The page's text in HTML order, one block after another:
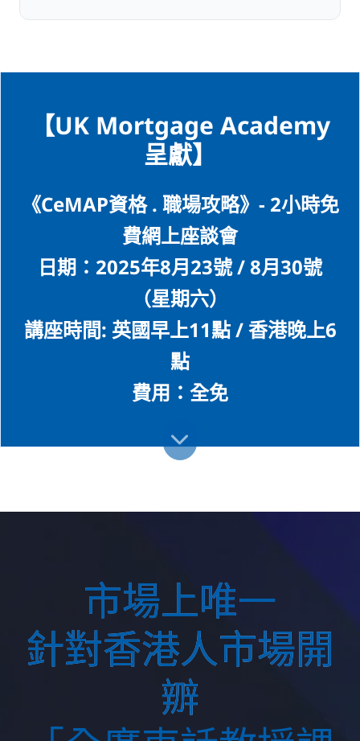
【UK Mortgage Academy
呈獻】
《CeMAP資格 . 職場攻略》- 2小時免
費網上座談會
日期：2025年8月23號 / 8月30號
（星期六）
講座時間: 英國早上11點 / 香港晚上6
點
費用：全免
市場上唯一
針對香港人市場開
辧